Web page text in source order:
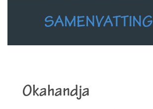
SAMENVATTING
Okahandja